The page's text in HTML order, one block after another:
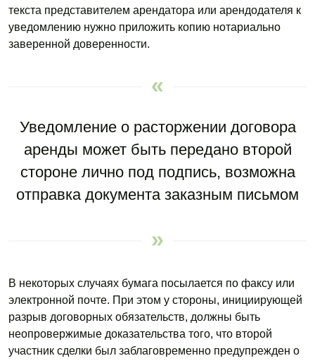
текста представителем арендатора или арендодателя к
уведомлению нужно приложить копию нотариально
заверенной доверенности.
Уведомление о расторжении договора
аренды может быть передано второй
стороне лично под подпись, возможна
отправка документа заказным письмом
В некоторых случаях бумага посылается по факсу или
электронной почте. При этом у стороны, инициирующей
разрыв договорных обязательств, должны быть
неопровержимые доказательства того, что второй
участник сделки был заблаговременно предупрежден о